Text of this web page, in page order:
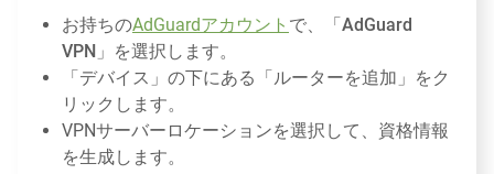
お持ちのAdGuardアカウント で、「AdGuard
VPN 」を選択します。
「デバイス 」の下にある「ルーターを追加 」をク
リックします。
VPNサーバーロケーションを選択して、資格情報
を生成します。